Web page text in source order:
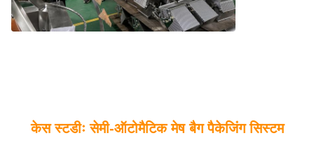
केस स्टडीः सेमी-ऑटोमैटिक मेष बैग पैकेजिंग सिस्टम